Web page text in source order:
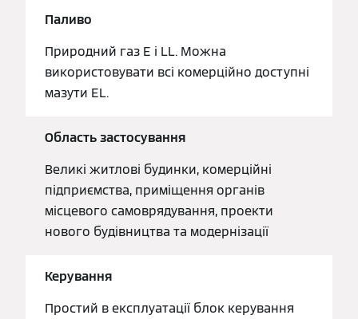
Паливо
Природний газ E і LL. Можна
використовувати всі комерційно доступні
мазути EL.
Область застосування
Великі житлові будинки, комерційні
підприємства, приміщення органів
місцевого самоврядування, проекти
нового будівництва та модернізації
Керування
Простий в експлуатації блок керування